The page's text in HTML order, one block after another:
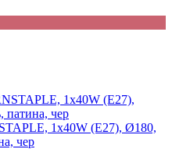
1х40W (E27), Ø180,
чер